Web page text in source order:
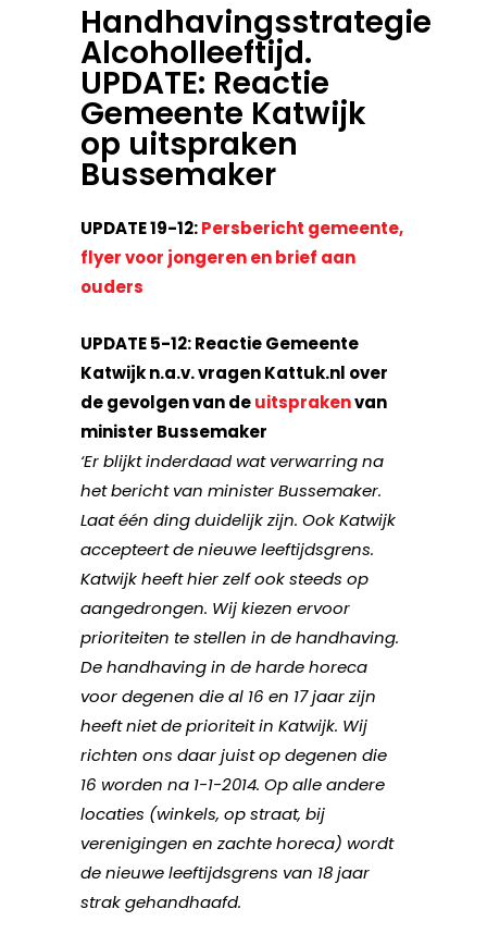
Handhavingsstrategie
Alcoholleeftijd.
UPDATE: Reactie
Gemeente Katwijk
op uitspraken
Bussemaker
UPDATE 19-12:Persbericht gemeente,
flyer voor jongeren en brief aan
ouders
UPDATE 5-12: Reactie Gemeente
Katwijk n.a.v. vragen Kattuk.nl over
de gevolgen van deuitsprakenvan
minister Bussemaker
‘Er blijkt inderdaad wat verwarring na
het bericht van minister Bussemaker.
Laat één ding duidelijk zijn. Ook Katwijk
accepteert de nieuwe leeftijdsgrens.
Katwijk heeft hier zelf ook steeds op
aangedrongen. Wij kiezen ervoor
prioriteiten te stellen in de handhaving.
De handhaving in de harde horeca
voor degenen die al 16 en 17 jaar zijn
heeft niet de prioriteit in Katwijk. Wij
richten ons daar juist op degenen die
16 worden na 1-1-2014. Op alle andere
locaties (winkels, op straat, bij
verenigingen en zachte horeca) wordt
de nieuwe leeftijdsgrens van 18 jaar
strak gehandhaafd.